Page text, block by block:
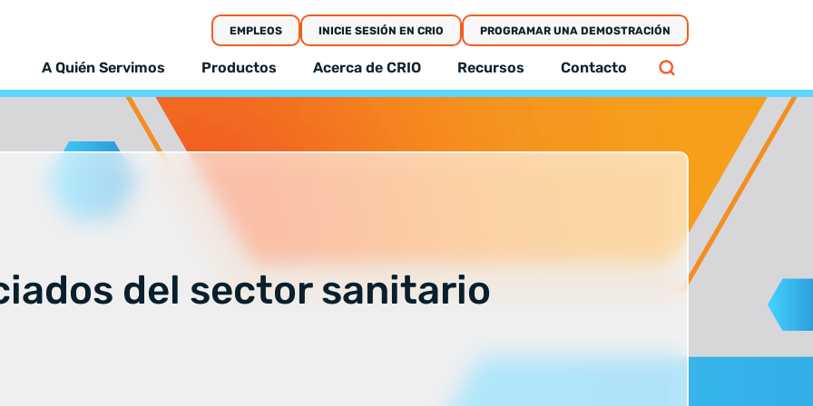
EMPLEOS INICIE SESIÓN EN CRIO PROGRAMAR UNA DEMOSTRACIÓN
A Quién Servimos Productos Acerca de CRIO Recursos Contacto
del sector sanitario